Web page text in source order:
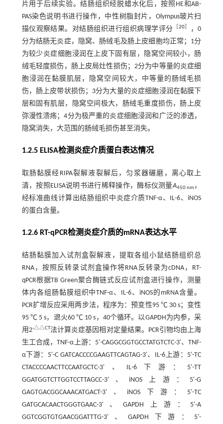
片用于后续实验。结肠组织经脱蜡水化后，按照HE和AB-
PAS染色说明书进行操作，中性树脂封片，Olympus玻片扫
描仪观察结果。对结肠组织进行组织病理学评分
20
，0
分为结肠无炎症，隐窝、肠绒毛及肠上皮细胞均正常；1分
为较少炎症细胞浸润在上皮下固有层，隐窝空间较小，肠
绒毛轻度损伤，肠上皮局灶性损伤；2分为中等量的炎症细
胞浸润在黏膜肌层，隐窝空间较大，中等量的肠绒毛损
伤，肠上皮带状损伤；3分为大量的炎症细胞浸润在黏膜下
层和固有肌层，隐窝空间极大，肠绒毛重度损伤，肠上皮
弥漫性溃疡；4分为极严重的炎症细胞浸润和广泛的渗透，
隐窝消失，大范围的肠绒毛损伤甚至消失。
1.2.5 ELISA检测炎症介质蛋白表达情况
取肠黏膜经RIPA裂解液裂解后，匀浆器碾磨，离心取上
清，按照ELISA说明书进行稀释操作，酶标仪测量A450 nm ，
经标准曲线计算出结肠组织中炎症介质TNF-α、IL-6、iNOS
的蛋白含量。
1.2.6 RT-qPCR检测炎症介质的mRNA表达水平
结肠黏膜加入试剂盒裂解液，提取各组小鼠结肠组织总
RNA，按照反转录试剂盒操作将RNA反转录为cDNA，RT-
qPCR根据TB Green聚合酶链式反应试剂盒进行操作，测量
体内各组肠黏膜组织中TNF-α、IL-6、iNOS的mRNA含量。
PCR扩增反应采用两步法，程序为：预变性95 ℃ 30 s；变性
95 ℃ 5 s，退火60 ℃ 10 s，40个循环。以GAPDH为内参，采
用2-△△CT法计算炎症基因相对定量结果。PCR引物均由上海
生工合成，TNF-α上游：5'-CAGGCGGTGCCTATGTCTC-3'、TNF-
α下游：5'-C GATCACCCCGAAGTTCAGTAG-3'、IL-6上游：5'-TC
CTACCCCAACTTCCAATGCTC-3'、IL-6下游：5'-TT
GGATGGTCTTGGTCCTTAGCC-3'、iNOS上游：5'-G
GAGTGACGGCAAACATGACT-3'、iNOS下游：5'-TC
GATGCACAACTGGGTGAAC-3'、GAPDH上游：5'-A
GGTCGGTGTGAACGGATTTG-3'、GAPDH下游：5'-